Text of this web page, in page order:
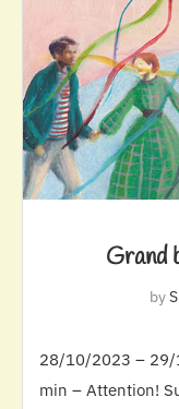
Grand
by
28/10/2023 – 29/
min – Attention!